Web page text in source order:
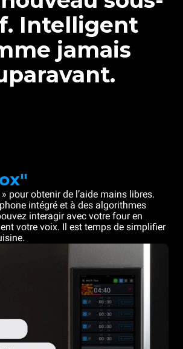
Intelligent
jamais
» pour obtenir de l’aide mains libres.
intégré et à des algorithmes
interagir avec votre four en
votre voix. Il est temps de simplifier